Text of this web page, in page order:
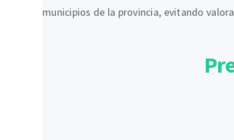
municipios de la provincia, evitando